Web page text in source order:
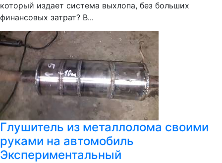
который издает система выхлопа, без больших
финансовых затрат? В...
Глушитель из металлолома своими
руками на автомобиль
Экспериментальный